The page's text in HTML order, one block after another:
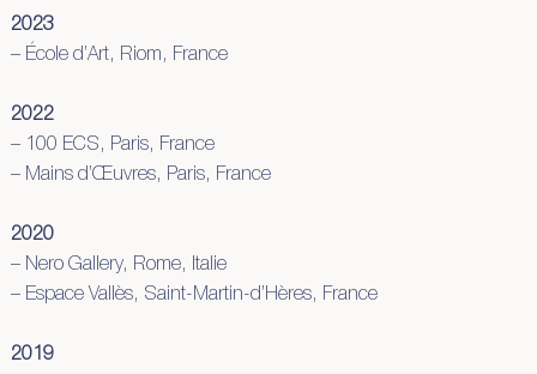
2023
– École d’Art, Riom, France
2022
– 100 ECS, Paris, France
– Mains d’Œuvres, Paris, France
2020
– Nero Gallery, Rome, Italie
– Espace Vallès, Saint-Martin-d’Hères, France
2019